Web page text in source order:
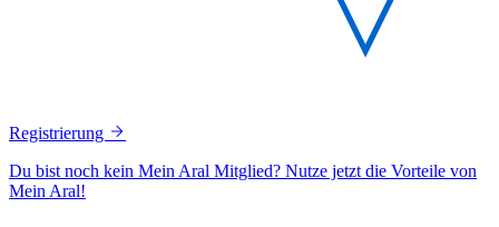
Registrierung
Du bist noch kein Mein Aral Mitglied? Nutze jetzt die Vorteile von
Mein Aral!